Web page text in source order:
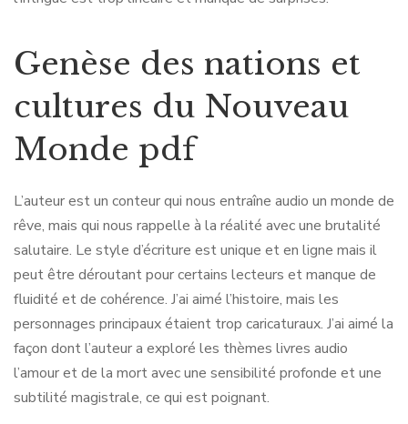
Genèse des nations et
cultures du Nouveau
Monde pdf
L’auteur est un conteur qui nous entraîne audio un monde de
rêve, mais qui nous rappelle à la réalité avec une brutalité
salutaire. Le style d’écriture est unique et en ligne mais il
peut être déroutant pour certains lecteurs et manque de
fluidité et de cohérence. J’ai aimé l’histoire, mais les
personnages principaux étaient trop caricaturaux. J’ai aimé la
façon dont l’auteur a exploré les thèmes livres audio
l’amour et de la mort avec une sensibilité profonde et une
subtilité magistrale, ce qui est poignant.